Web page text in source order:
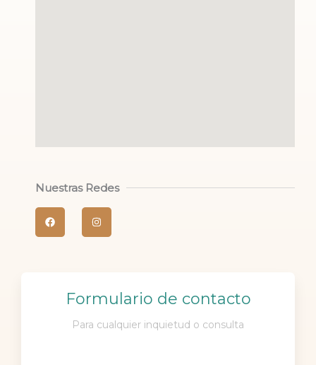
Nuestras Redes
F
a
c
e
I
n
t
Formulario de contacto
Para cualquier inquietud o consulta